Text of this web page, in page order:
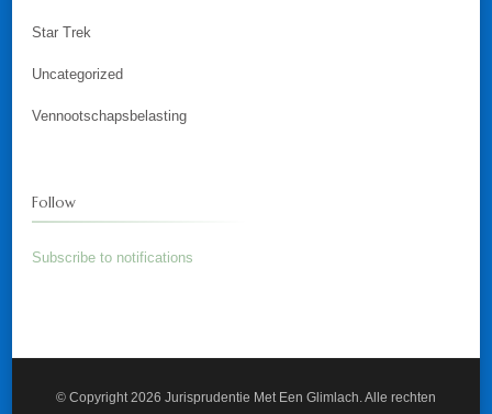
Star Trek
Uncategorized
Vennootschapsbelasting
Follow
Subscribe to notifications
© Copyright 2026 Jurisprudentie Met Een Glimlach . Alle rechten